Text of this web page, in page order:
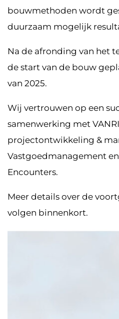
bouwmethoden wordt
duurzaam mogelijk
Na de afronding van het
de start van de bouw
van 2025.
Wij vertrouwen op een
samenwerking met
projectontwikkeling &
Vastgoedmanagement
Encounters.
Meer details over de
volgen binnenkort.